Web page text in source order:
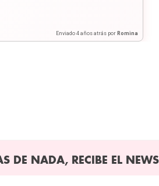
Enviado 4 años atráspor Romina
DE NADA, RECIBE EL